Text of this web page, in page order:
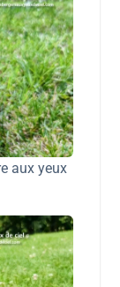
aux yeux